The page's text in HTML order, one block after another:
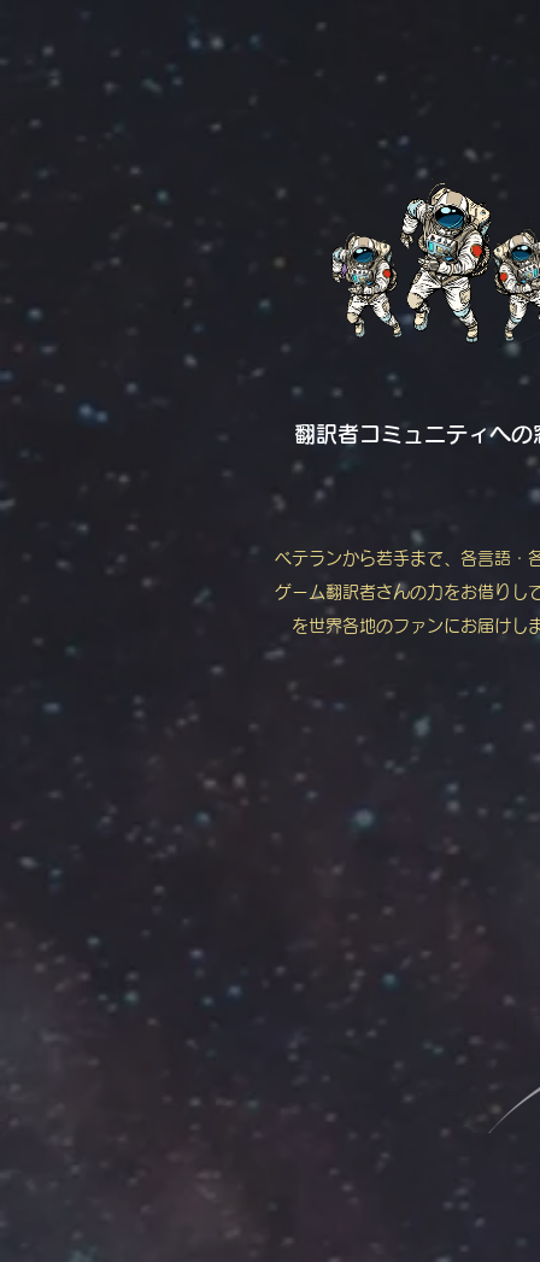
翻訳者コミュニティへの
ベテランから若手まで、各言語・
ゲーム翻訳者さんの力をお借りし
を世界各地のファンにお届けし